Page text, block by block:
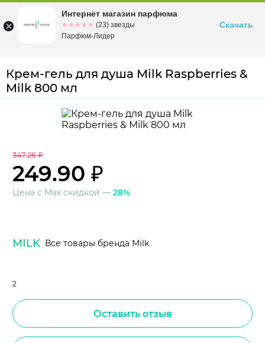
Омскул. Заозерная, 11, к. 1
Крем-гель для душа Milk Raspberries &
Milk 800 мл
347.26 ₽
249.90 ₽
Цена с Max скидкой — 28%
MILK Все товары бренда Milk
2
Оставить отзыв
Интернет магазин парфюма
☆☆☆☆☆
★★★★★ (23) звезды
Парфюм-Лидер
Скачать